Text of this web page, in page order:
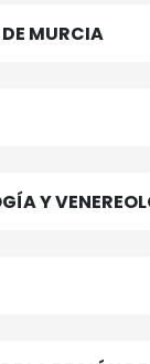
MURCIA
Y